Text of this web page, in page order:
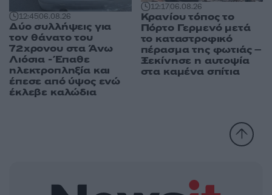
12:4506.08.26
Δύο συλλήψεις για
τον θάνατο του
72χρονου στα Άνω
Λιόσια - Έπαθε
ηλεκτροπληξία και
έπεσε από ύψος ενώ
έκλεβε καλώδια
12:1706.08.26
Κρανίου τόπος το
Πόρτο Γερμενό μετά
το καταστροφικό
πέρασμα της φωτιάς –
Ξεκίνησε η αυτοψία
στα καμένα σπίτια